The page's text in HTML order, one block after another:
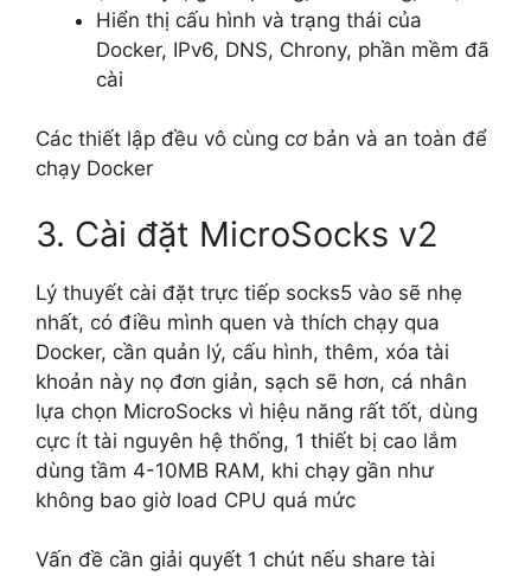
Hiển thị cấu hình và trạng thái của
Docker, IPv6, DNS, Chrony, phần mềm đã
cài
Các thiết lập đều vô cùng cơ bản và an toàn để
chạy Docker
3. Cài đặt MicroSocks v2
Lý thuyết cài đặt trực tiếp socks5 vào sẽ nhẹ
nhất, có điều mình quen và thích chạy qua
Docker, cần quản lý, cấu hình, thêm, xóa tài
khoản này nọ đơn giản, sạch sẽ hơn, cá nhân
lựa chọn MicroSocks vì hiệu năng rất tốt, dùng
cực ít tài nguyên hệ thống, 1 thiết bị cao lắm
dùng tầm 4-10MB RAM, khi chạy gần như
không bao giờ load CPU quá mức
Vấn đề cần giải quyết 1 chút nếu share tài